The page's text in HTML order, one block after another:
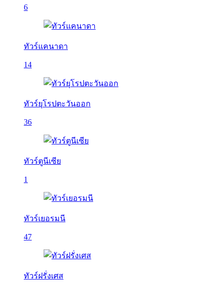
6
ทัวร์แคนาดา
14
ทัวร์ยุโรปตะวันออก
36
ทัวร์ตูนีเซีย
1
ทัวร์เยอรมนี
47
ทัวร์ฝรั่งเศส